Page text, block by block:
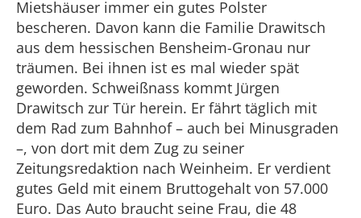
Mietshäuser immer ein gutes Polster
bescheren. Davon kann die Familie Drawitsch
aus dem hessischen Bensheim-Gronau nur
träumen. Bei ihnen ist es mal wieder spät
geworden. Schweißnass kommt Jürgen
Drawitsch zur Tür herein. Er fährt täglich mit
dem Rad zum Bahnhof – auch bei Minusgraden
–, von dort mit dem Zug zu seiner
Zeitungsredaktion nach Weinheim. Er verdient
gutes Geld mit einem Bruttogehalt von 57.000
Euro. Das Auto braucht seine Frau, die 48